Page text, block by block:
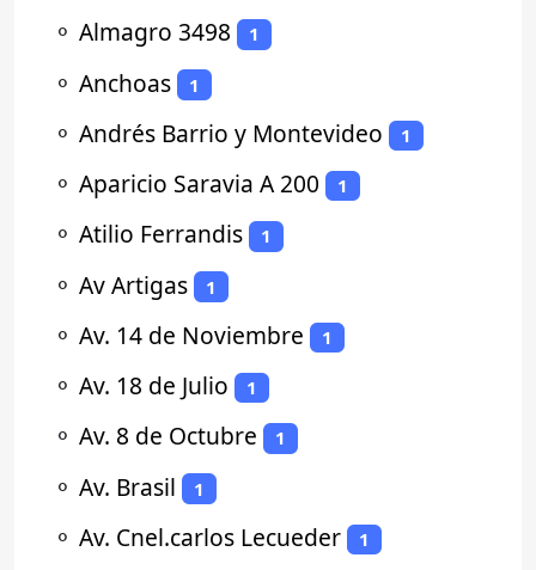
⚬ Almagro 3498 1
⚬ Anchoas 1
⚬ Andrés Barrio y Montevideo 1
⚬ Aparicio Saravia A 200 1
⚬ Atilio Ferrandis 1
⚬ Av Artigas 1
⚬ Av. 14 de Noviembre 1
⚬ Av. 18 de Julio 1
⚬ Av. 8 de Octubre 1
⚬ Av. Brasil 1
⚬ Av. Cnel.carlos Lecueder 1